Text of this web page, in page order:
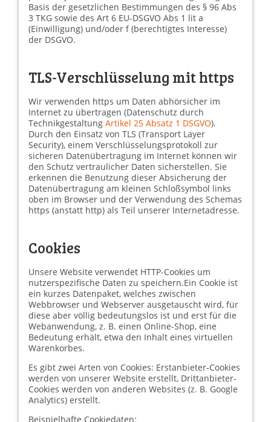
Basis der gesetzlichen Bestimmungen des § 96 Abs
3 TKG sowie des Art 6 EU-DSGVO Abs 1 lit a
(Einwilligung) und/oder f (berechtigtes Interesse)
der DSGVO.
TLS-Verschlüsselung mit https
Wir verwenden https um Daten abhörsicher im
Internet zu übertragen (Datenschutz durch
TechnikgestaltungArtikel 25 Absatz 1 DSGVO).
Durch den Einsatz von TLS (Transport Layer
Security), einem Verschlüsselungsprotokoll zur
sicheren Datenübertragung im Internet können wir
den Schutz vertraulicher Daten sicherstellen. Sie
erkennen die Benutzung dieser Absicherung der
Datenübertragung am kleinen Schloßsymbol links
oben im Browser und der Verwendung des Schemas
https (anstatt http) als Teil unserer Internetadresse.
Cookies
Unsere Website verwendet HTTP-Cookies um
nutzerspezifische Daten zu speichern.Ein Cookie ist
ein kurzes Datenpaket, welches zwischen
Webbrowser und Webserver ausgetauscht wird, für
diese aber völlig bedeutungslos ist und erst für die
Webanwendung, z. B. einen Online-Shop, eine
Bedeutung erhält, etwa den Inhalt eines virtuellen
Warenkorbes.
Es gibt zwei Arten von Cookies: Erstanbieter-Cookies
werden von unserer Website erstellt, Drittanbieter-
Cookies werden von anderen Websites (z. B. Google
Analytics) erstellt.
Beispielhafte Cookiedaten: